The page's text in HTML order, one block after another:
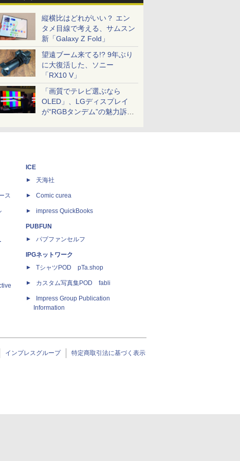
縦横比はどれがいい？ エン
タメ目線で考える、サムスン
新「Galaxy Z Fold」
望遠ブーム来てる!? 9年ぶり
に大復活した、ソニー
「RX10 V」
「画質でテレビ選ぶなら
OLED」、LGディスプレイ
が“RGBタンデム”の魅力訴
ス
ICE
天海社
Comic curea
impress QuickBooks
PUBFUN
パブファンセルフ
IPGネットワーク
TシャツPOD pTa.shop
カスタム写真集POD fabli
Impress Group Publication
Information
インプレスグループ 特定商取引法に基づく表示